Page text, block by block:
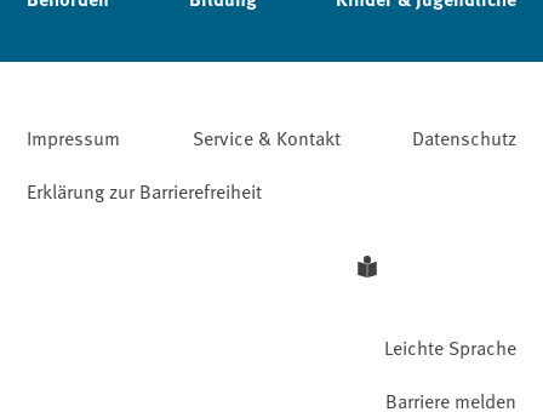
Impressum Service & Kontakt
Datenschutz
Erklärung zur Barrierefreiheit
Leichte Sprache
Barriere melden